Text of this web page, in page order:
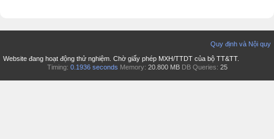
Quy định và Nội quy
Website đang hoạt động thử nghiệm. Chờ giấy phép MXH/TTDT của bộ TT&TT.
Timing: 0.1936 seconds Memory: 20.800 MB DB Queries: 25